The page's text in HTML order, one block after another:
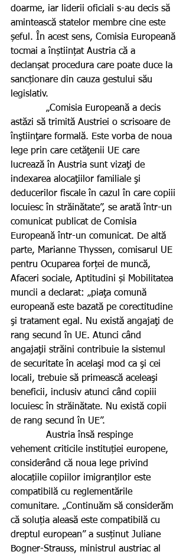
doarme, iar liderii oficiali s-au decis să
amintească statelor membre cine este
șeful. În acest sens, Comisia Europeană
tocmai a înștiințat Austria că a
declanșat procedura care poate duce la
sancționare din cauza gestului său
legislativ.
astăzi să trimită Austriei o scrisoare de
înştiinţare formală. Este vorba de noua
lege prin care cetăţenii UE care
lucrează în Austria sunt vizaţi de
indexarea alocaţiilor familiale şi
deducerilor fiscale în cazul în care copiii
locuiesc în străinătate”, se arată într-un
comunicat publicat de Comisia
Europeană într-un comunicat. De altă
parte, Marianne Thyssen, comisarul UE
pentru Ocuparea forței de muncă,
Afaceri sociale, Aptitudini și Mobilitatea
muncii a declarat: „piaţa comună
europeană este bazată pe corectitudine
şi tratament egal. Nu există angajaţi de
rang secund în UE. Atunci când
angajaţii străini contribuie la sistemul
de securitate în acelaşi mod ca şi cei
locali, trebuie să primească aceleaşi
beneficii, inclusiv atunci când copiii
locuiesc în străinătate. Nu există copii
de rang secund în UE”.
vehement criticile instituției europene,
considerând că noua lege privind
alocațiile copiilor imigranților este
compatibilă cu reglementările
comunitare. „Continuăm să considerăm
că soluția aleasă este compatibilă cu
dreptul european” a susținut Juliane
Bogner-Strauss, ministrul austriac al